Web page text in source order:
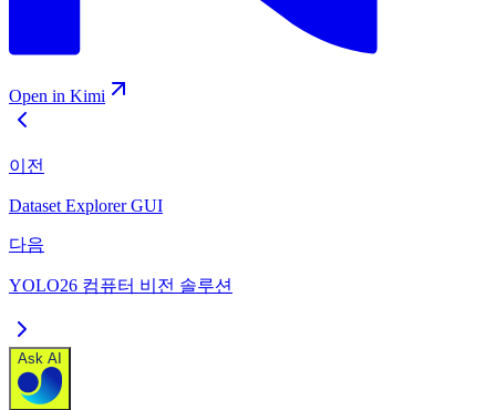
Open in Kimi
이전
Dataset Explorer GUI
다음
YOLO26 컴퓨터 비전 솔루션
Ask AI